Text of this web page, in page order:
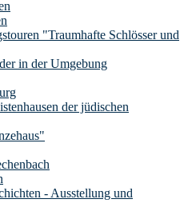
"Traumhafte Schlösser und
in der Umgebung
der jüdischen
- Ausstellung und